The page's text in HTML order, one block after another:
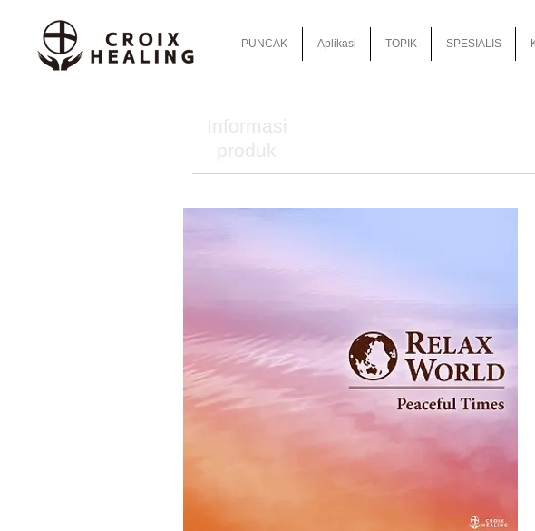
PUNCAK Aplikasi TOPIK SPESIALIS
Informasi
produk